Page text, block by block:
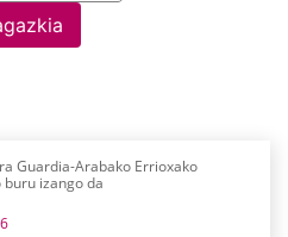
Guardia-Arabako Errioxako
buru izango da